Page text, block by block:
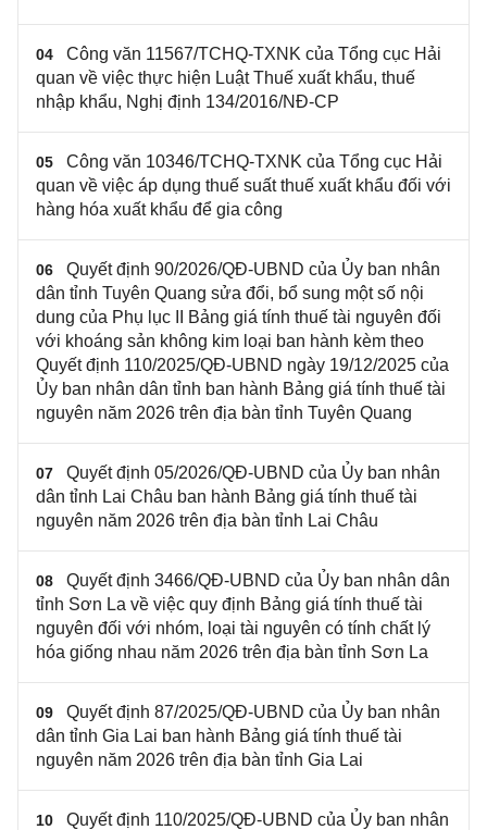
04
Công văn 11567/TCHQ-TXNK của Tổng cục Hải
quan về việc thực hiện Luật Thuế xuất khẩu, thuế
nhập khẩu, Nghị định 134/2016/NĐ-CP
05
Công văn 10346/TCHQ-TXNK của Tổng cục Hải
quan về việc áp dụng thuế suất thuế xuất khẩu đối với
hàng hóa xuất khẩu để gia công
06
Quyết định 90/2026/QĐ-UBND của Ủy ban nhân
dân tỉnh Tuyên Quang sửa đổi, bổ sung một số nội
dung của Phụ lục II Bảng giá tính thuế tài nguyên đối
với khoáng sản không kim loại ban hành kèm theo
Quyết định 110/2025/QĐ-UBND ngày 19/12/2025 của
Ủy ban nhân dân tỉnh ban hành Bảng giá tính thuế tài
nguyên năm 2026 trên địa bàn tỉnh Tuyên Quang
07
Quyết định 05/2026/QĐ-UBND của Ủy ban nhân
dân tỉnh Lai Châu ban hành Bảng giá tính thuế tài
nguyên năm 2026 trên địa bàn tỉnh Lai Châu
08
Quyết định 3466/QĐ-UBND của Ủy ban nhân dân
tỉnh Sơn La về việc quy định Bảng giá tính thuế tài
nguyên đối với nhóm, loại tài nguyên có tính chất lý
hóa giống nhau năm 2026 trên địa bàn tỉnh Sơn La
09
Quyết định 87/2025/QĐ-UBND của Ủy ban nhân
dân tỉnh Gia Lai ban hành Bảng giá tính thuế tài
nguyên năm 2026 trên địa bàn tỉnh Gia Lai
10
Quyết định 110/2025/QĐ-UBND của Ủy ban nhân